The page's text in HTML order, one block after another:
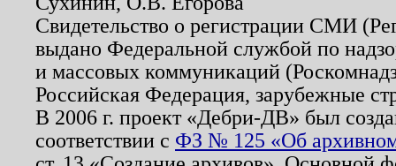
Свидетельство о регистрации СМИ
выдано Федеральной службой по
и массовых коммуникаций
Российская Федерация, зарубежные
В 2006 г. проект «Дебри-ДВ» был
соответствии с ФЗ № 125 «Об